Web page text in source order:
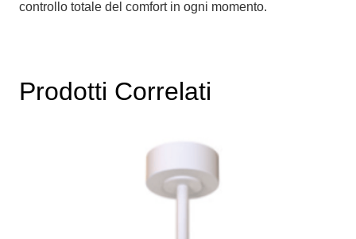
controllo totale del comfort in ogni momento.
Prodotti Correlati